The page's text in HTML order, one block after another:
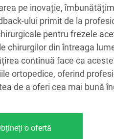
pe inovație,
ului primit de la
pentru frezele
chirurgilor din întreaga
continuă face ca
ortopedice, oferind
de a oferi cea mai bună
o ofertă